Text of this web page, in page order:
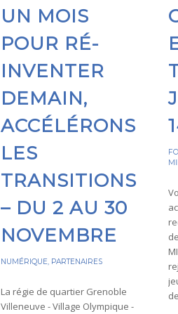
UN MOIS
POUR RÉ-
INVENTER
DEMAIN,
ACCÉLÉRONS
LES
TRANSITIONS
– DU 2 AU 30
NOVEMBRE
NUMÉRIQUE, PARTENAIRES
La régie de quartier Grenoble
Villeneuve - Village Olympique -